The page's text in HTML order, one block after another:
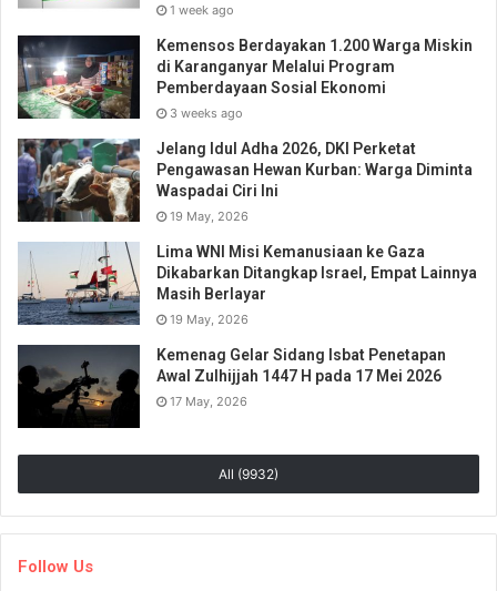
1 week ago
Kemensos Berdayakan 1.200 Warga Miskin
di Karanganyar Melalui Program
Pemberdayaan Sosial Ekonomi
3 weeks ago
Jelang Idul Adha 2026, DKI Perketat
Pengawasan Hewan Kurban: Warga Diminta
Waspadai Ciri Ini
19 May, 2026
Lima WNI Misi Kemanusiaan ke Gaza
Dikabarkan Ditangkap Israel, Empat Lainnya
Masih Berlayar
19 May, 2026
Kemenag Gelar Sidang Isbat Penetapan
Awal Zulhijjah 1447 H pada 17 Mei 2026
17 May, 2026
All (9932)
Follow Us